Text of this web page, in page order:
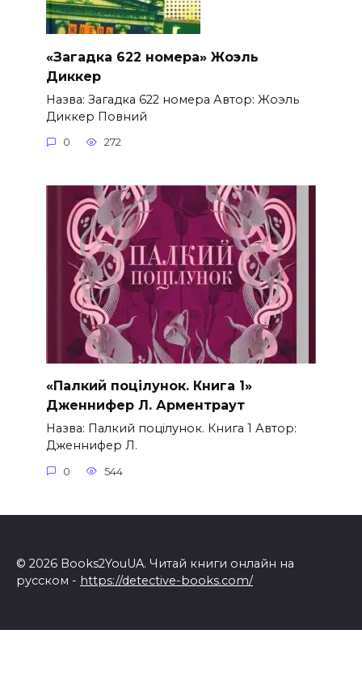
«Загадка 622 номера» Жоэль
Диккер
Назва: Загадка 622 номера Автор: Жоэль
Диккер Повний
0 272
«Палкий поцілунок. Книга 1»
Дженнифер Л. Арментраут
Назва: Палкий поцілунок. Книга 1 Автор:
Дженнифер Л.
0 544
© 2026 Books2YouUA. Читай книги онлайн на
русском - https://detective-books.com/